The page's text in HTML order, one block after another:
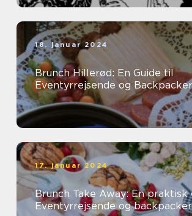
18. januar 2024
Brunch Hillerød: En Guide til
Eventyrrejsende og
17. januar 2024
Brunch Take Away: En praktisk
Eventyrrejsende og